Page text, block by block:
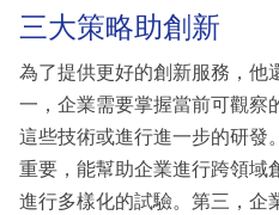
三大策略助創新
為了提供更好的創新服務，他
一，企業需要掌握當前可觀察
這些技術或進行進一步的研發
重要，能幫助企業進行跨領域
進行多樣化的試驗。第三，企